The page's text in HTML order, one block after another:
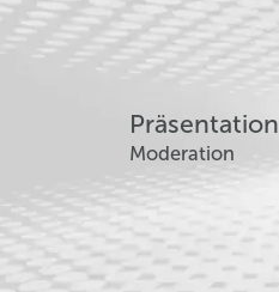
Präsentation
Moderation